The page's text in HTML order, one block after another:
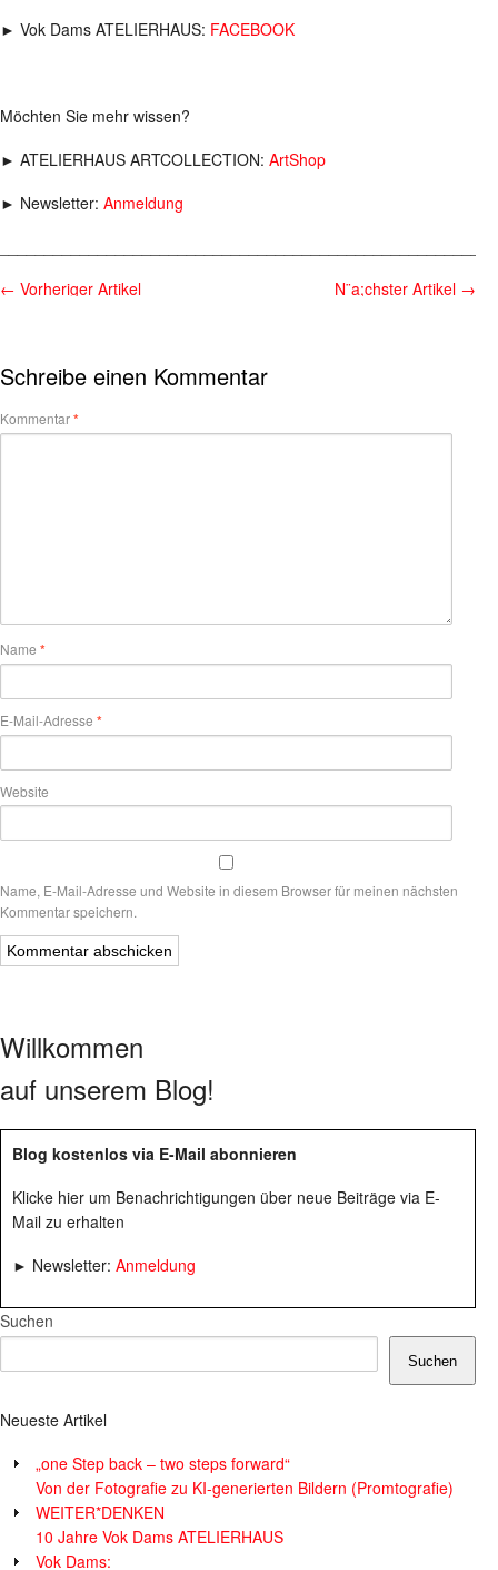
► Vok Dams ATELIERHAUS: FACEBOOK
Möchten Sie mehr wissen?
► ATELIERHAUS ARTCOLLECTION: ArtShop
► Newsletter: Anmeldung
← Vorheriger Artikel N¨a;chster Artikel →
Schreibe einen Kommentar
Kommentar*
Name *
E-Mail-Adresse *
Website
Name, E-Mail-Adresse und Website in diesem Browser für meinen nächsten
Kommentar speichern.
Willkommen
auf unserem Blog!
Blog kostenlos via E-Mail abonnieren
Klicke hier um Benachrichtigungen über neue Beiträge via E-
Mail zu erhalten
► Newsletter: Anmeldung
Suchen
Suchen
Neueste Artikel
„one Step back – two steps forward“
Von der Fotografie zu KI-generierten Bildern (Promtografie)
WEITER*DENKEN
10 Jahre Vok Dams ATELIERHAUS
Vok Dams: